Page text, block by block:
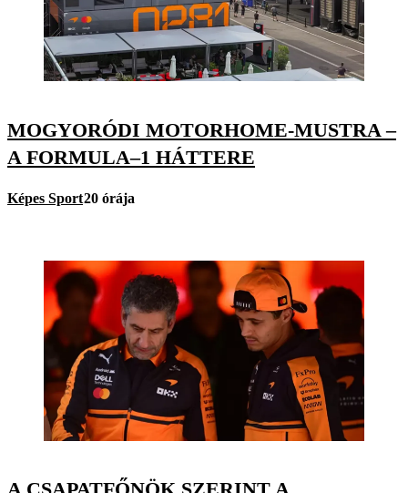
MOGYORÓDI MOTORHOME-MUSTRA –
A FORMULA–1 HÁTTERE
Képes Sport20 órája